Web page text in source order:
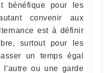
bénéfique pour les
convenir aux
est à définir
surtout pour les
un temps égal
l’autre ou une garde